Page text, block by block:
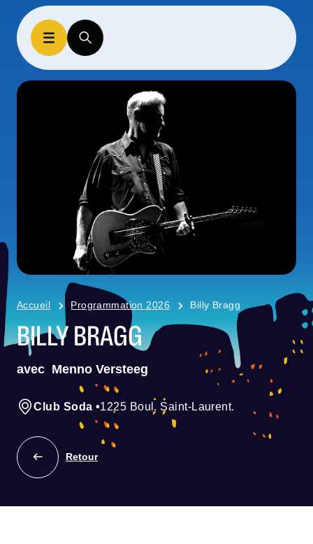
Accueil Programmation 2026 Billy Bragg
BILLY BRAGG
avec Menno Versteeg
Club Soda •1225 Boul. Saint-Laurent.
Retour